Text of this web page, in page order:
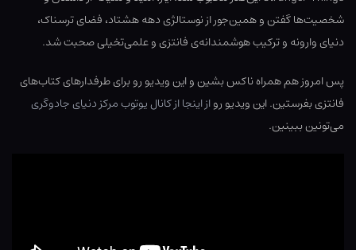
شخصیت‌ها گفتن و همین‌جور از نوستالژی دهه هشتاد، فضای ترسناک،
دنیای وارونه و ترکیب هوشمندانه‌ی فانتزی و علمی‌تخیلی صحبت شد.
پس امروز هم همراه ناکس بشین و این ویدیو رو برای طرفدارهای کتاب‌های
فانتزی بفرستین. این ویدیو رواز اینجا از کانال یوتوب مرکز دنیای جادوگری
می‌تونین ببینین.